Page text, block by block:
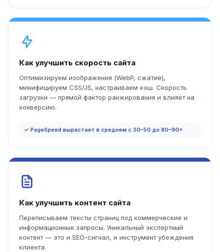
Как улучшить скорость сайта
Оптимизируем изображения (WebP, сжатие),
минифицируем CSS/JS, настраиваем кэш. Скорость
загрузки — прямой фактор ранжирования и влияет на
конверсию.
✓ PageSpeed вырастает в среднем с 30–50 до 80–90+
Как улучшить контент сайта
Переписываем тексты страниц под коммерческие и
информационные запросы. Уникальный экспертный
контент — это и SEO-сигнал, и инструмент убеждения
клиента.